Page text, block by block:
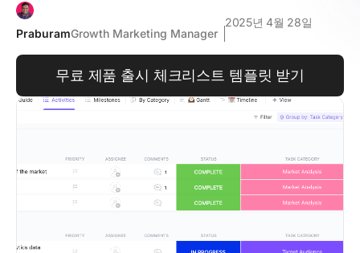
PraburamGrowth Marketing Manager
2025년 4월 28일
무료 제품 출시 체크리스트 템플릿 받기